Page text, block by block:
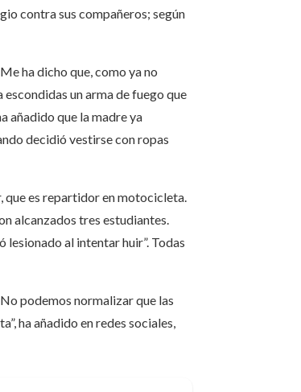
contra sus compañeros; según
ha dicho que, como ya no
un arma de fuego que
añadido que la madre ya
decidió vestirse con ropas
que es repartidor en motocicleta.
alcanzados tres estudiantes.
al intentar huir”. Todas
podemos normalizar que las
ha añadido en redes sociales,